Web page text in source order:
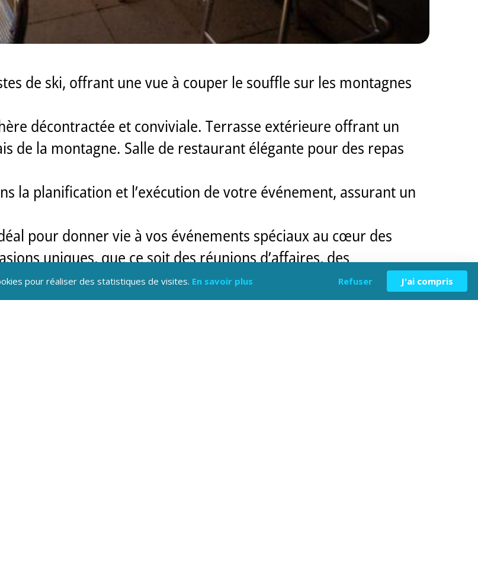
de ski, offrant une vue à couper le souffle sur les montagnes
décontractée et conviviale. Terrasse extérieure offrant un
de la montagne. Salle de restaurant élégante pour des repas
la planification et l’exécution de votre événement, assurant un
pour donner vie à vos événements spéciaux au cœur des
uniques, que ce soit des réunions d’affaires, des
inoubliables.
pour réaliser des statistiques de visites. En savoir plus Refuser J'ai compris